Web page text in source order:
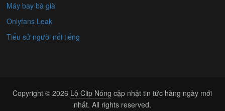
Máy bay bà già
Onlyfans Leak
Tiểu sử người nổi tiếng
Copyright © 2026 Lộ Clip Nóng cập nhật tin tức hàng ngày mới
nhất. All rights reserved.